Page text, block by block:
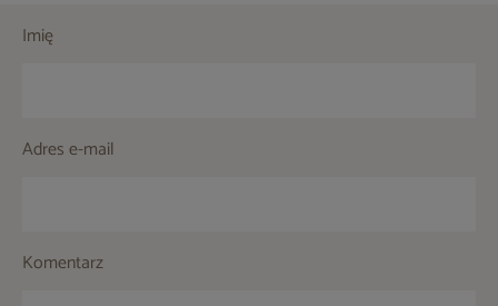
Imię
Adres e-mail
Komentarz